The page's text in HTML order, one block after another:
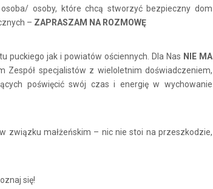
osoby, które chcą stworzyć bezpieczny dom
– ZAPRASZAM NA ROZMOWĘ
puckiego jak i powiatów ościennych. Dla Nas NIE MA
Zespół specjalistów z wieloletnim doświadczeniem,
poświęcić swój czas i energię w wychowanie
małżeńskim – nic nie stoi na przeszkodzie,
się!